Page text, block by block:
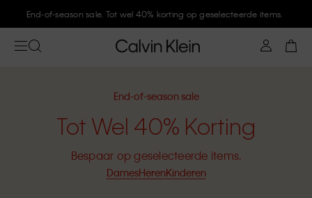
Meld je aan bij Calvin Klein en krijg 10% korting
End-of-season sale
Tot Wel 40% Korting
Bespaar op geselecteerde items.
DamesHerenKinderen